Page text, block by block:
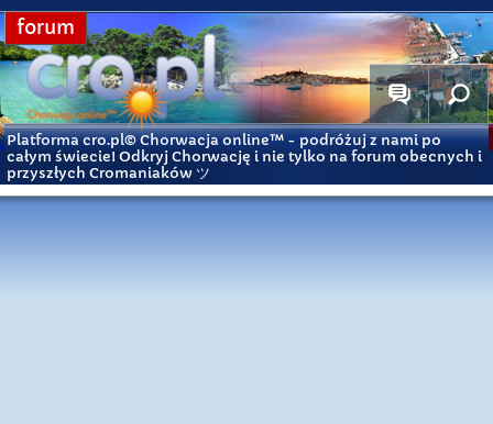
forum
Platforma cro.pl© Chorwacja online™ - podróżuj z nami po
całym świecie! Odkryj Chorwację i nie tylko na forum obecnych i
przyszłych Cromaniaków ツ